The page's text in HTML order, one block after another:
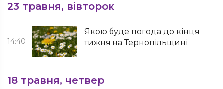
23 травня, вівторок
14:40
Якою буде погода до кінця
тижня на Тернопільщині
18 травня, четвер